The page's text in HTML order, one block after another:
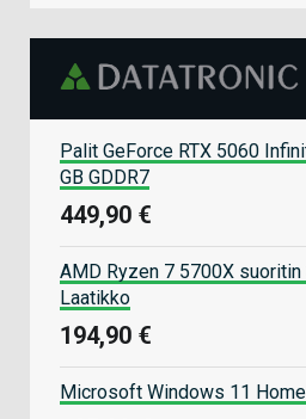
Palit GeForce RTX 5060
GB GDDR7
449,90 €
AMD Ryzen 7 5700X suoritin
Laatikko
194,90 €
Microsoft Windows 11